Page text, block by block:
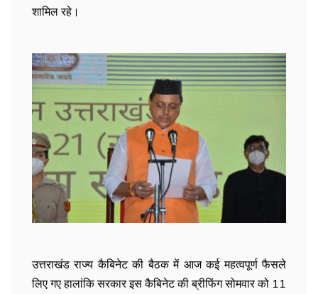
शामिल रहे।
उत्तराखंड राज्य कैबिनेट की बैठक में आज कई महत्वपूर्ण फैसले
लिए गए हालांकि सरकार इस कैबिनेट की ब्रीफिंग सोमवार को 11